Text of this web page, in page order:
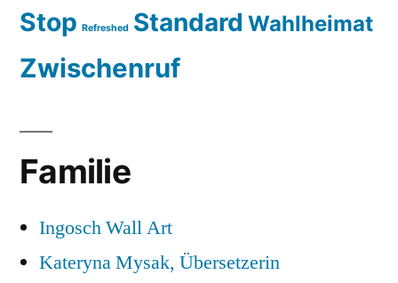
Stop Refreshed Standard Wahlheimat
Zwischenruf
Familie
Ingosch Wall Art
Kateryna Mysak, Übersetzerin